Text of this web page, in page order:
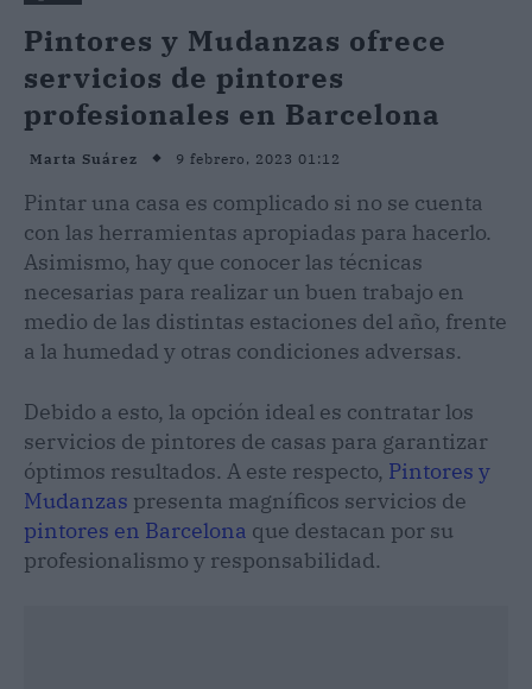
Pintores y Mudanzas ofrece
servicios de pintores
profesionales en Barcelona
Marta Suárez 9 febrero, 2023 01:12
Pintar una casa es complicado si no se cuenta
con las herramientas apropiadas para hacerlo.
Asimismo, hay que conocer las técnicas
necesarias para realizar un buen trabajo en
medio de las distintas estaciones del año, frente
a la humedad y otras condiciones adversas.
Debido a esto, la opción ideal es contratar los
servicios de pintores de casas para garantizar
óptimos resultados. A este respecto, Pintores y
Mudanzas presenta magníficos servicios de
pintores en Barcelona que destacan por su
profesionalismo y responsabilidad.